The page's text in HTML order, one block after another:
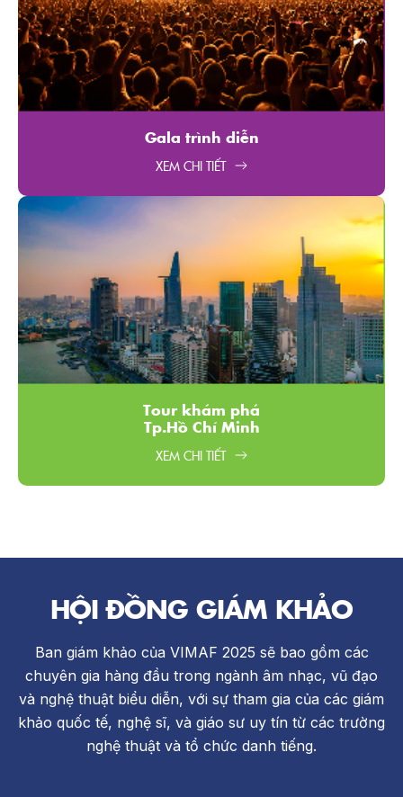
Gala trình diễn​
XEM CHI TIẾT
Tour khám phá
Tp.Hồ Chí Minh​
XEM CHI TIẾT
HỘI ĐỒNG GIÁM KHẢO
Ban giám khảo của VIMAF 2025 sẽ bao gồm các
chuyên gia hàng đầu trong ngành âm nhạc, vũ đạo
và nghệ thuật biểu diễn, với sự tham gia của các giám
khảo quốc tế, nghệ sĩ, và giáo sư uy tín từ các trường
nghệ thuật và tổ chức danh tiếng.